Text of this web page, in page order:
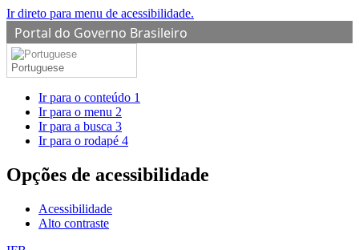
Ir direto para menu de acessibilidade.
Portal do Governo Brasileiro
Portuguese
Ir para o conteúdo 1
Ir para o menu 2
Ir para a busca 3
Ir para o rodapé 4
Opções de acessibilidade
Acessibilidade
Alto contraste